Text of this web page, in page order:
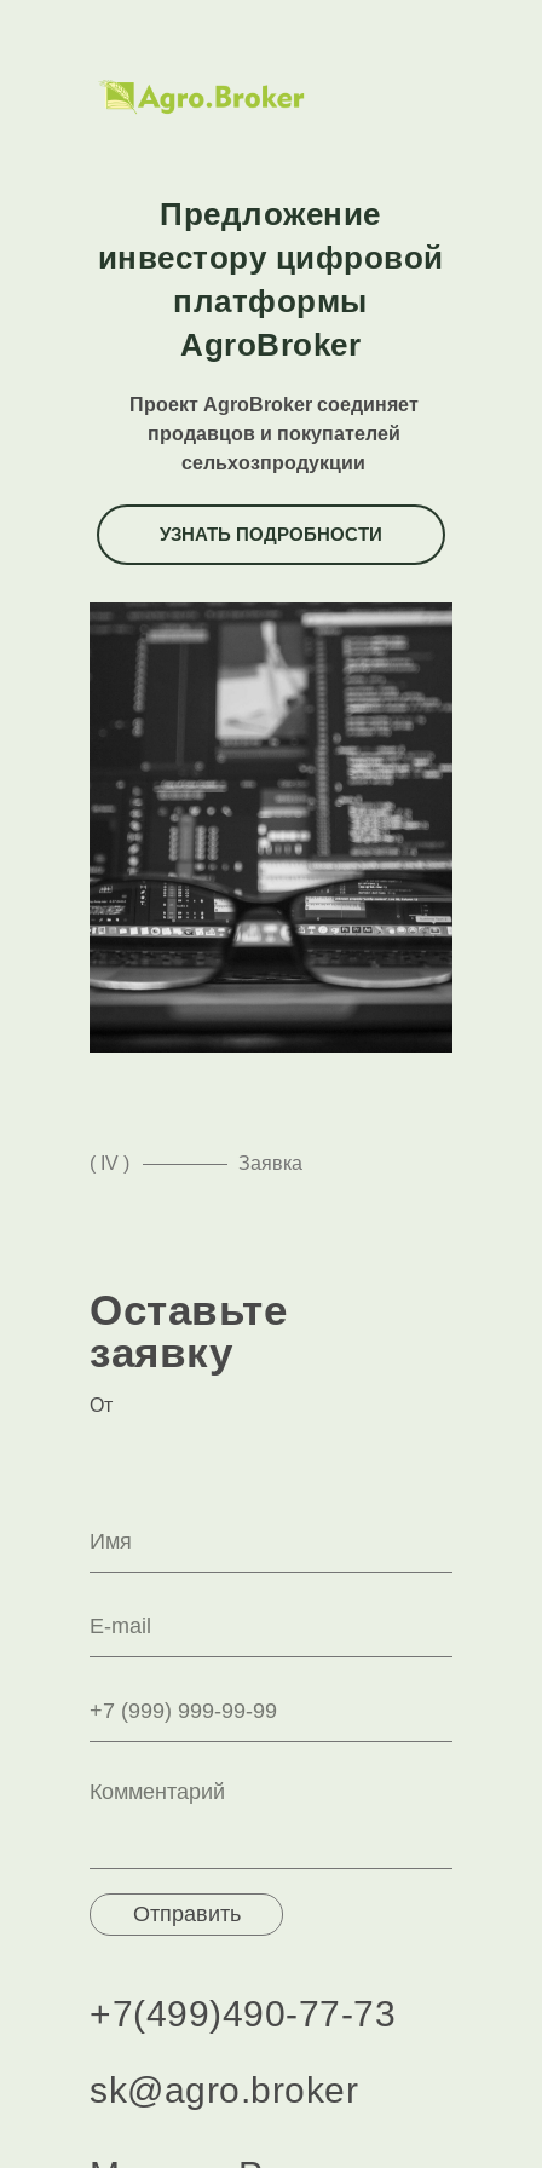
Предложение
инвестору цифровой
платформы
AgroBroker
Проект AgroBroker соединяет
продавцов и покупателей
сельхозпродукции
УЗНАТЬ ПОДРОБНОСТИ
( IV ) Заявка
Оставьте
заявку
От
+7(499)490-77-73
sk@agro.broker
Отправить